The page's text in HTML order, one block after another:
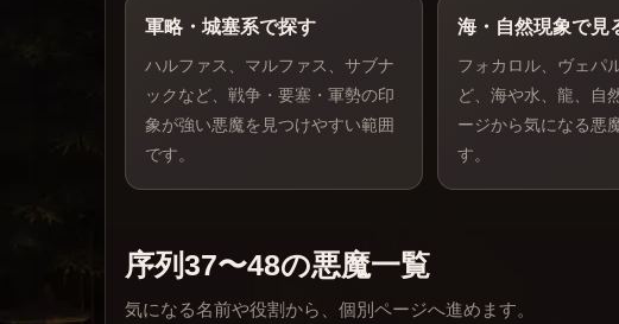
軍略・城塞系で探す
ハルファス、マルファス、サブナ
ックなど、戦争・要塞・軍勢の印
象が強い悪魔を見つけやすい範囲
です。
海・自然現象で見
フォカロル、ヴェパ
ど、海や水、龍、自
ージから気になる悪
す。
序列37〜48の悪魔一覧
気になる名前や役割から、個別ページへ進めます。